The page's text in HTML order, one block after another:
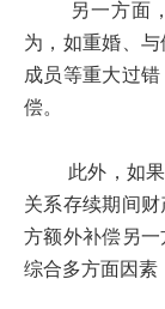
另一方面，
为，如重婚、
成员等重大过
偿。
此外，如果不
关系存续期间
方额外补偿另
综合多方面因素